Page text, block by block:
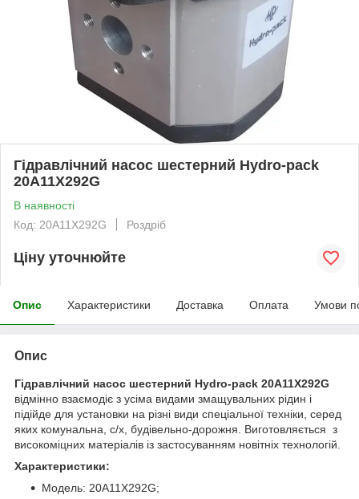
Гідравлічний насос шестерний Hydro-pack
20A11X292G
В наявності
Код: 20A11X292G
Роздріб
Ціну уточнюйте
Опис Характеристики Доставка Оплата Умови
Опис
Гідравлічний насос шестерний Hydro-pack 20A11X292G
відмінно взаємодіє з усіма видами змащувальних рідин і
підійде для установки на різні види спеціальної техніки, серед
яких комунальна, с/х, будівельно-дорожня. Виготовляється з
високоміцних матеріалів із застосуванням новітніх технологій.
Характеристики:
Модель: 20A11X292G;